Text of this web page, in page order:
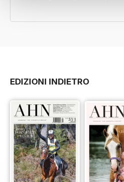
EDIZIONI INDIETRO